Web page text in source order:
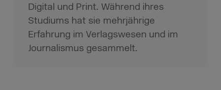
Digital und Print. Während ihres
Studiums hat sie mehrjährige
Erfahrung im Verlagswesen und im
Journalismus gesammelt.